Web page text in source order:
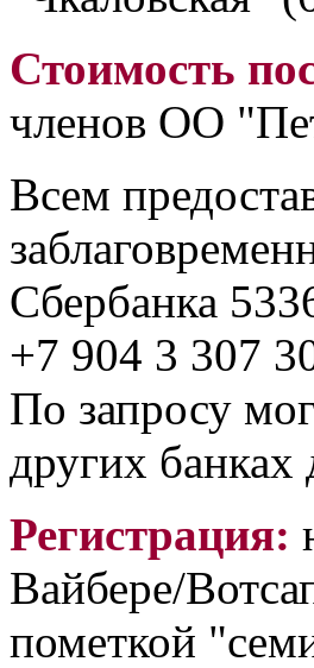
Стоимость
членов ОО
Всем
Сбербанка
+7 904 3 307
По запросу
других банках
Регистрация:
Вайбере/
пометкой